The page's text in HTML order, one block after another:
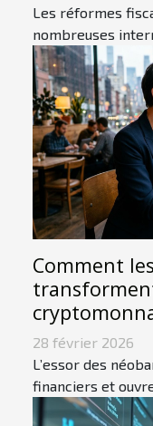
Les réformes
nombreuses
Comment
28 février 2026
L’essor des
financiers et